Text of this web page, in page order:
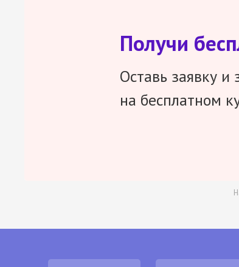
Получи
Оставь заявку и
на бесплатном